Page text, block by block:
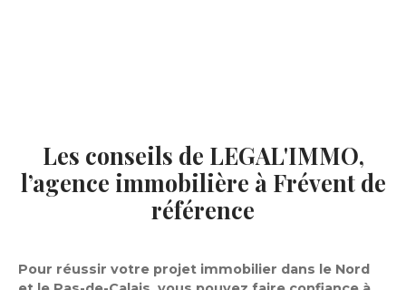
Les conseils de LEGAL'IMMO,
l’agence immobilière à Frévent de
référence
Pour réussir votre projet immobilier dans le Nord